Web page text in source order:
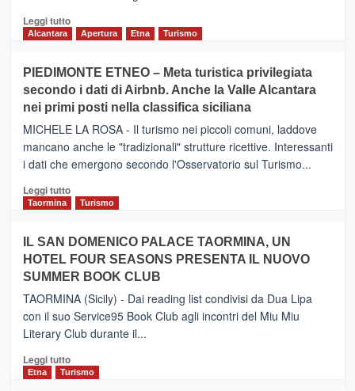
Leggi tuttoLeggi
CATANIA
–
Inaugurato
il
nuovo
collegamento
tra
e
Zanzibar
da
Neos
Alcantara Apertura Etna Turismo
PIEDIMONTE ETNEO – Meta turistica privilegiata
secondo i dati di Airbnb. Anche la Valle Alcantara
nei primi posti nella classifica siciliana
MICHELE LA ROSA - Il turismo nei piccoli comuni, laddove
mancano anche le "tradizionali" strutture ricettive. Interessanti
i dati che emergono secondo l'Osservatorio sul Turismo...
Leggi tuttoLeggi
PIEDIMONTE
ETNEO
–
Meta
turistica
privilegiata
secondo
dati
di
Taormina Turismo
IL SAN DOMENICO PALACE TAORMINA, UN
HOTEL FOUR SEASONS PRESENTA IL NUOVO
SUMMER BOOK CLUB
TAORMINA (Sicily) - Dai reading list condivisi da Dua Lipa
con il suo Service95 Book Club agli incontri del Miu Miu
Literary Club durante il...
Leggi tuttoLeggi
di
Etna Turismo